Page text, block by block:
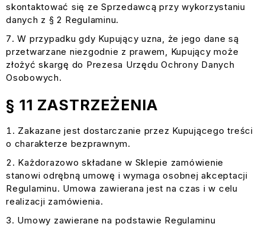
skontaktować się ze Sprzedawcą przy wykorzystaniu
danych z § 2 Regulaminu.
W przypadku gdy Kupujący uzna, że jego dane są
przetwarzane niezgodnie z prawem, Kupujący może
złożyć skargę do Prezesa Urzędu Ochrony Danych
Osobowych.
§ 11 ZASTRZEŻENIA
Zakazane jest dostarczanie przez Kupującego treści
o charakterze bezprawnym.
Każdorazowo składane w Sklepie zamówienie
stanowi odrębną umowę i wymaga osobnej akceptacji
Regulaminu. Umowa zawierana jest na czas i w celu
realizacji zamówienia.
Umowy zawierane na podstawie Regulaminu